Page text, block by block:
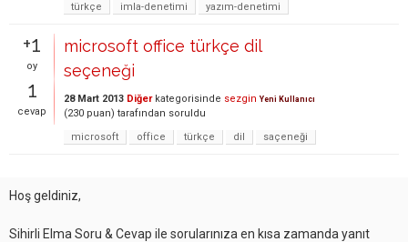
türkçe
imla-denetimi yazım-denetimi
+1
oy
1
cevap
microsoft office türkçe dil
seçeneği
28 Mart 2013 Diğerkategorisinde sezgin Yeni Kullanıcı
(230 puan) tarafından soruldu
microsoft
office türkçe dil saçeneği
Hoş geldiniz,
Sihirli Elma Soru & Cevap ile sorularınıza en kısa zamanda yanıt